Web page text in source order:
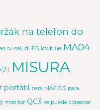
na telefon do
su salud IPS lowblue MA04
MISURA
portátil para MAC OS para
monitor QC3 se puede conectar